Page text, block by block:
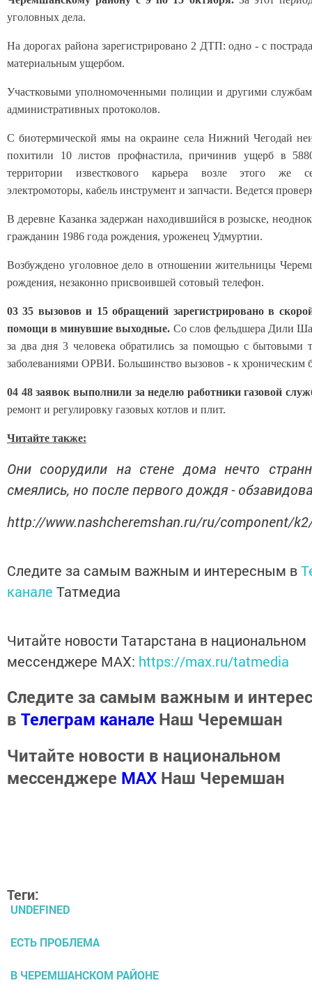
уголовных дела.
На дорогах района зарегистрировано 2 ДТП: одно - с
материальным ущербом.
Участковыми уполномоченными полиции и другими
административных протоколов.
С биотермической ямы на окраине села Нижний Чегодай
похитили 10 листов профнастила, причинив ущерб в
территории известкового карьера возле этого же
электромоторы, кабель инструмент и запчасти. Ведется
В деревне Казанка задержан находившийся в розыске,
гражданин 1986 года рождения, уроженец Удмуртии.
Возбуждено уголовное дело в отношении жительницы
рождения, незаконно присвоившей сотовый телефон.
03 35 вызовов и 15 обращений зарегистрировано в
помощи в минувшие выходные. Со слов фельдшера Дили
за два дня 3 человека обратились за помощью с бытовыми
заболеваниями ОРВИ. Большинство вызовов - к хроническим
04 48 заявок выполнили за неделю работники газовой
ремонт и регулировку газовых котлов и плит.
Читайте также:
Они соорудили на стене дома нечто
смеялись, но после первого дождя -
http://www.nashcheremshan.ru/ru/component/
Следите за самым важным и интересным в
канале Татмедиа
Читайте новости Татарстана в национальном
мессенджере MАХ: https://max.ru/tatmedia
Следите за самым важным и
в Телеграм канале Наш Черемшан
Читайте новости в национальном
мессенджере MАХ Наш Черемшан
Теги:
UNDEFINED
ЕСТЬ ПРОБЛЕМА
В ЧЕРЕМШАНСКОМ РАЙОНЕ